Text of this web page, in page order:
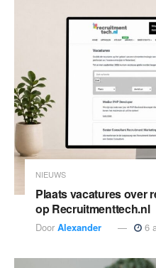
NIEUWS
Plaats vacatures over
op Recruitmenttech.nl
Door Alexander 6